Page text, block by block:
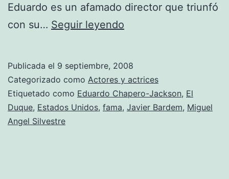
Eduardo es un afamado director que triunfó
con su… Seguir leyendo
la
Expo
Publicada el 9 septiembre, 2008
Categorizado como Actores y actrices
Etiquetado como Eduardo Chapero-Jackson, El
Duque, Estados Unidos, fama, Javier Bardem, Miguel
Angel Silvestre